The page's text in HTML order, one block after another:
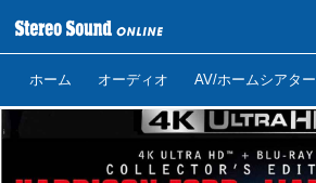
ホーム オーディオ AV/ホームシアター